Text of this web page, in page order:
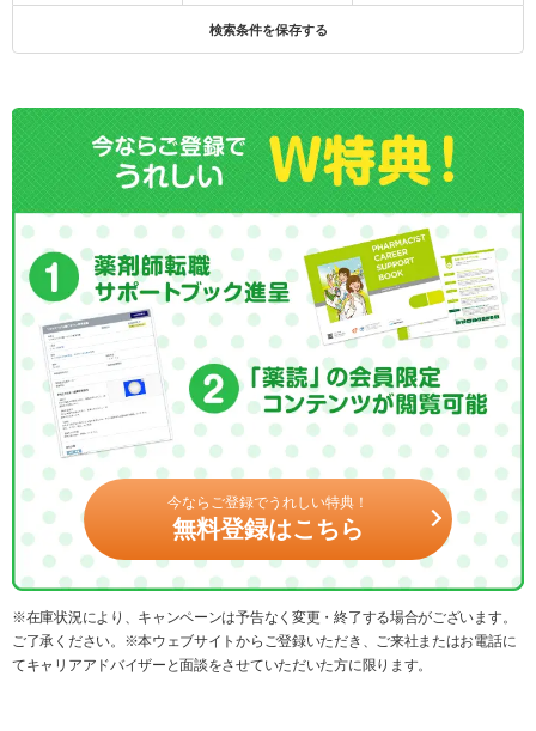
検索条件を保存する
今ならご登録でうれしい特典！
無料登録はこちら
※在庫状況により、キャンペーンは予告なく変更・終了する場合がございます。
ご了承ください。※本ウェブサイトからご登録いただき、ご来社またはお電話に
てキャリアアドバイザーと面談をさせていただいた方に限ります。